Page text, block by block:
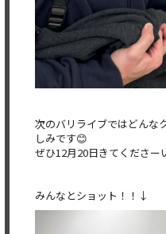
次のバリライブではどんな
しみです😊
ぜひ12月20日きてくださー
みんなとショット！！↓